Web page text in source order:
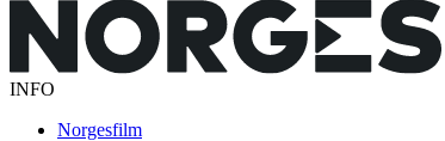
INFO
Norgesfilm